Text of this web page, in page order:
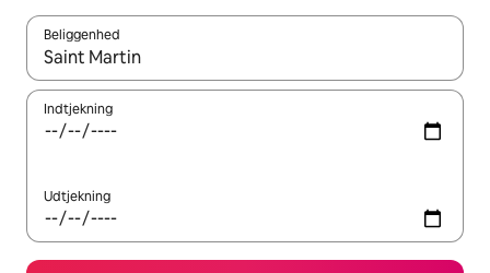
Beliggenhed
Når resultaterne er tilgængelige, skal du navigere med
Indtjekning
Udtjekning